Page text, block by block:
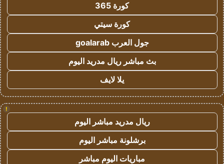
كورة 365
كورة سيتي
جول العرب goalarab
بث مباشر ريال مدريد اليوم
يلا لايف
!
ريال مدريد مباشر اليوم
برشلونة مباشر اليوم
مباريات اليوم مباشر